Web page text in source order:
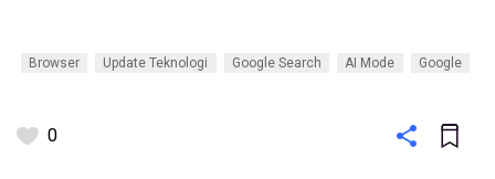
Browser Update Teknologi Google Search AI Mode Google
0